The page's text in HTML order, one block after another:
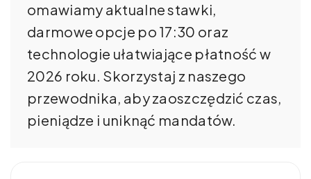
omawiamy aktualne stawki,
darmowe opcje po 17:30 oraz
technologie ułatwiające płatność w
2026 roku. Skorzystaj z naszego
przewodnika, aby zaoszczędzić czas,
pieniądze i uniknąć mandatów.